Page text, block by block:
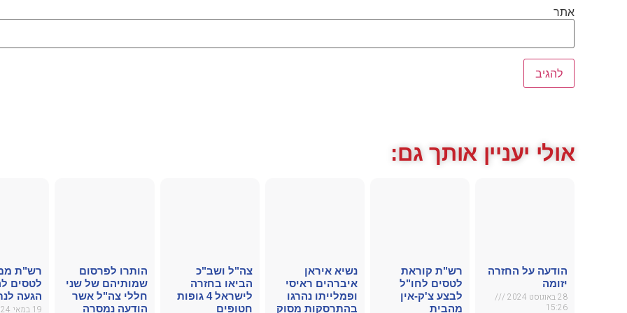
אתר
אולי יעניין אותך גם:
הודעה על החזרה
יזומה
28 באוגוסט 2024
15:26
רש"ת קוראת
לטסים לחו"ל
לבצע צ'ק-אין
מהבית
נשיא איראן
איברהים ראיסי
ופמלייתו נהרגו
בהתרסקות מסוק
צה"ל ושב"כ
הביאו בחזרה
לישראל 4 גופות
חטופים
הותרו לפרסום
שמותיהם של שני
חללי צה"ל אשר
הודעה נמסרה
רש"ת
לטסים
הגעה
19 במאי 2024